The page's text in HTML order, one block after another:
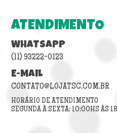
ATENDIMENTO
WHATSAPP
(11) 93222-0123
E-MAIL
CONTATO@LOJATSC.COM.BR
HORÁRIO DE ATENDIMENTO
SEGUNDA À SEXTA: 10:00HS ÀS